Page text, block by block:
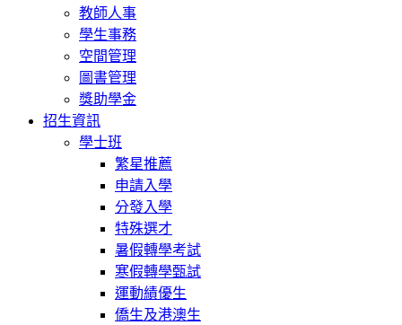
教師人事
學生事務
空間管理
圖書管理
獎助學金
招生資訊
學士班
繁星推薦
申請入學
分發入學
特殊選才
暑假轉學考試
寒假轉學甄試
運動績優生
僑生及港澳生